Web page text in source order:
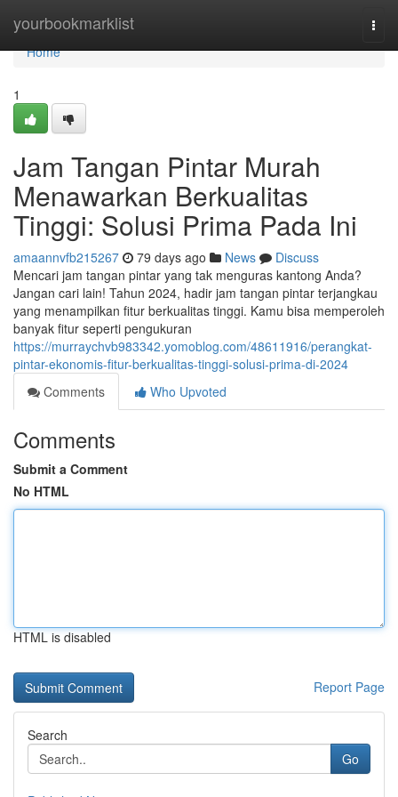
yourbookmarklist
Home
Home
1
Jam Tangan Pintar Murah
Menawarkan Berkualitas
Tinggi: Solusi Prima Pada Ini
amaannvfb215267 79 days ago News
Discuss
Mencari jam tangan pintar yang tak menguras kantong Anda?
Jangan cari lain! Tahun 2024, hadir jam tangan pintar terjangkau
yang menampilkan fitur berkualitas tinggi. Kamu bisa memperoleh
banyak fitur seperti pengukuran
https://murraychvb983342.yomoblog.com/48611916/perangkat-
pintar-ekonomis-fitur-berkualitas-tinggi-solusi-prima-di-2024
Comments
Who Upvoted
Comments
Submit a Comment
No HTML
HTML is disabled
Report Page
Search
Go